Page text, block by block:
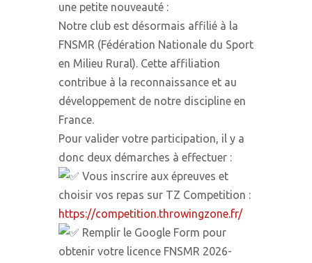
une petite nouveauté :
Notre club est désormais affilié à la
FNSMR (Fédération Nationale du Sport
en Milieu Rural). Cette affiliation
contribue à la reconnaissance et au
développement de notre discipline en
France.
Pour valider votre participation, il y a
donc deux démarches à effectuer :
Vous inscrire aux épreuves et
choisir vos repas sur TZ Competition :
https://competition.throwingzone.fr/
Remplir le Google Form pour
obtenir votre licence FNSMR 2026-